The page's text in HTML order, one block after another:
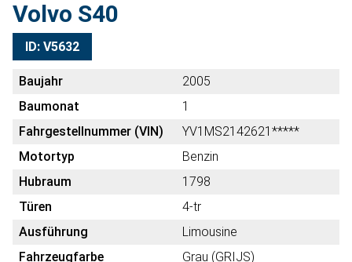
Volvo S40
ID: V5632
Baujahr
2005
Baumonat
1
Fahrgestellnummer (VIN)
YV1MS2142621*****
Motortyp
Benzin
Hubraum
1798
Türen
4-tr
Ausführung
Limousine
Fahrzeugfarbe
Grau (GRIJS)